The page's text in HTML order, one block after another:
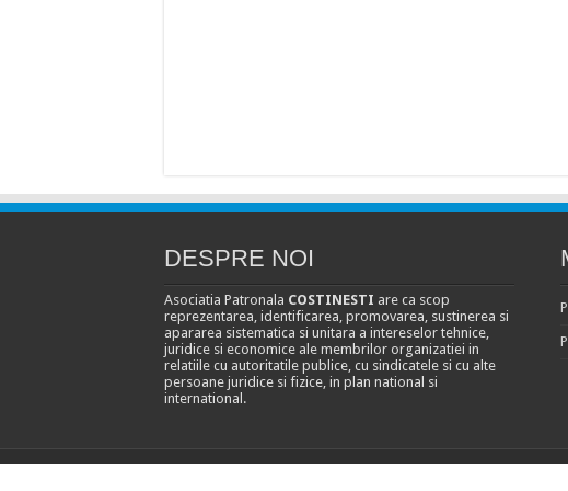
DESPRE NOI
Asociatia Patronala COSTINESTI are ca scop
reprezentarea, identificarea, promovarea, sustinerea si
apararea sistematica si unitara a intereselor tehnice,
juridice si economice ale membrilor organizatiei in
relatiile cu autoritatile publice, cu sindicatele si cu alte
persoane juridice si fizice, in plan national si
international.